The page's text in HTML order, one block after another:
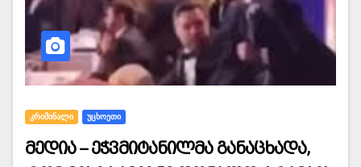
ᲙᲠᲘᲛᲘᲜᲐᲚᲘ ᲣᲪᲮᲝᲔᲗᲘ
მედია – ეჭვმიტანილმა განაცხადა,